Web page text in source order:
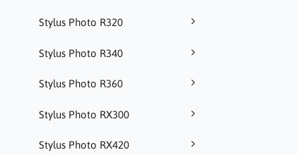
Stylus Photo R320
Stylus Photo R340
Stylus Photo R360
Stylus Photo RX300
Stylus Photo RX420